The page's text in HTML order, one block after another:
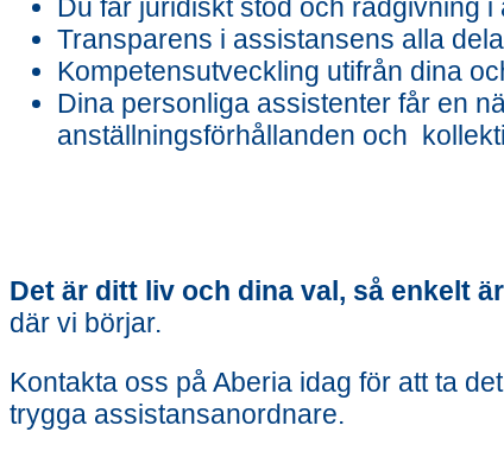
Du får juridiskt stöd och rådgivning
Transparens i assistansens alla
Kompetensutveckling utifrån dina
Dina personliga assistenter får en
anställningsförhållanden och
Det är ditt liv och dina val, så enkelt
där vi börjar.
Kontakta oss på Aberia idag för att ta
trygga assistansanordnare.